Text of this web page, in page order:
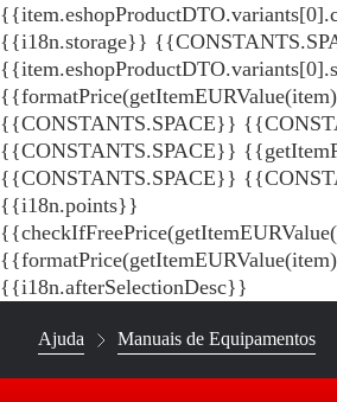
{{i18n.storage}}
{{CONSTANTS.SPACE}}
{{CONSTANTS.SPACE}}
{{CONSTANTS.SPACE}}
{{i18n.points}}
{{i18n.afterSelectionDesc}}
Ajuda Manuais de Equipamentos